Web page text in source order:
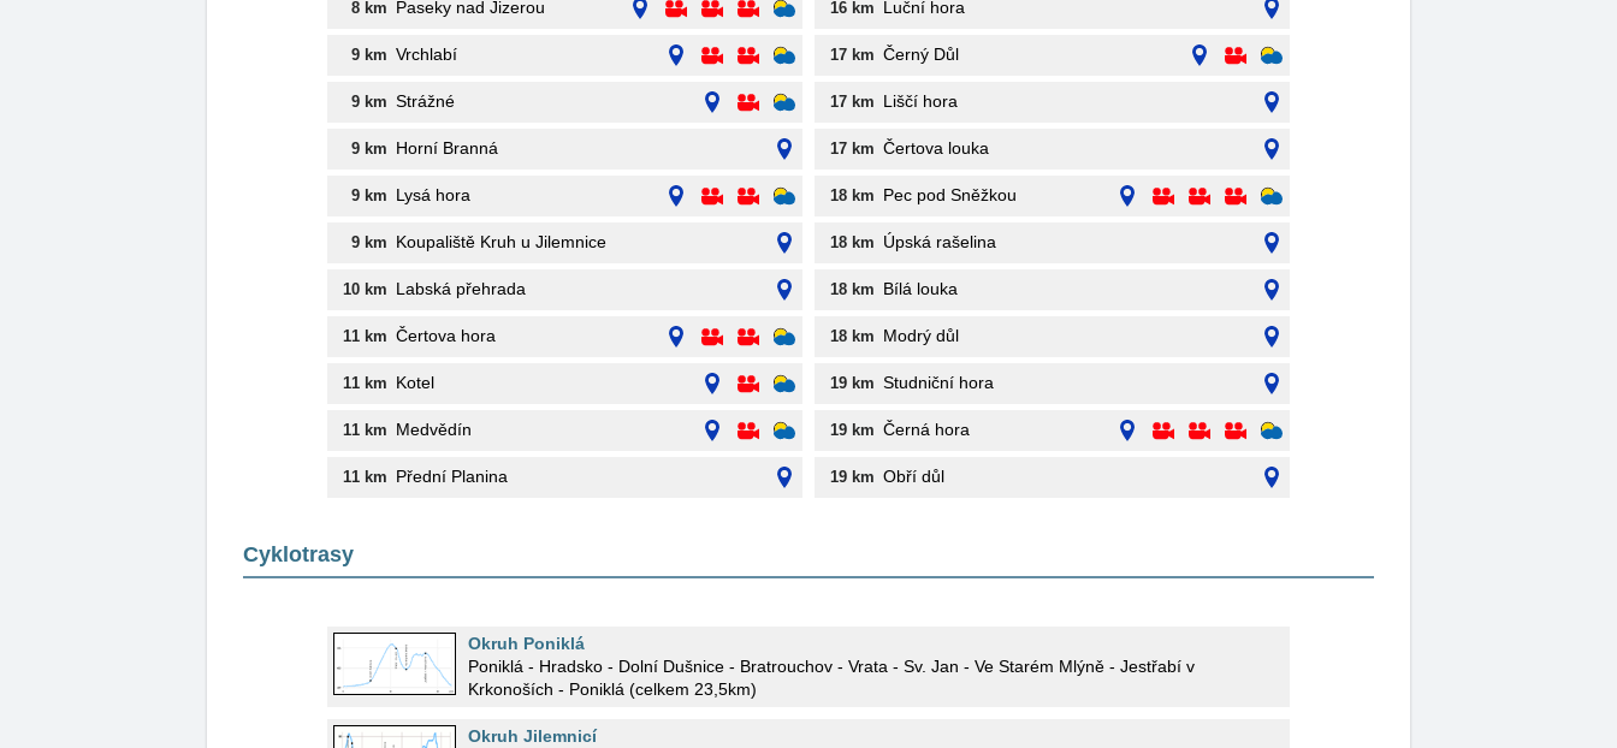
8 km Paseky nad Jizerou
9 km Vrchlabí
9 km Strážné
9 km Horní Branná
9 km Lysá hora
9 km Koupaliště Kruh u Jilemnice
10 km Labská přehrada
11 km Čertova hora
11 km Kotel
11 km Medvědín
11 km Přední Planina
16 km Luční hora
17 km Černý Důl
17 km Liščí hora
17 km Čertova louka
18 km Pec pod Sněžkou
18 km Úpská rašelina
18 km Bílá louka
18 km Modrý důl
19 km Studniční hora
19 km Černá hora
19 km Obří důl
Cyklotrasy
Okruh Poniklá
Poniklá - Hradsko - Dolní Dušnice - Bratrouchov - Vrata - Sv. Jan - Ve Starém Mlýně - Jestřabí v
Krkonoších - Poniklá (celkem 23,5km)
Okruh Jilemnicí